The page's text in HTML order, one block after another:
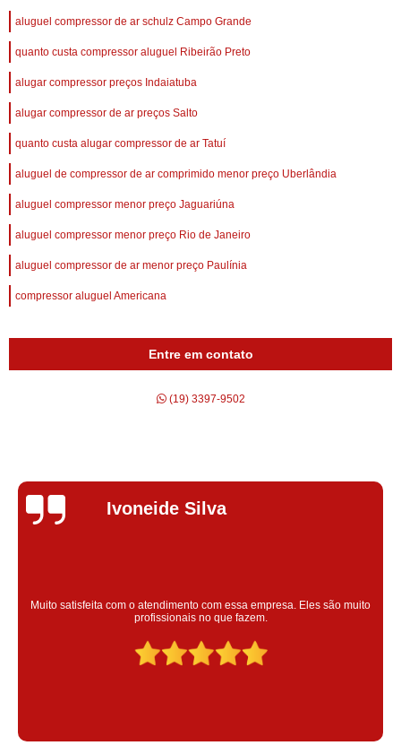
aluguel compressor de ar schulz Campo Grande
quanto custa compressor aluguel Ribeirão Preto
alugar compressor preços Indaiatuba
alugar compressor de ar preços Salto
quanto custa alugar compressor de ar Tatuí
aluguel de compressor de ar comprimido menor preço Uberlândia
aluguel compressor menor preço Jaguariúna
aluguel compressor menor preço Rio de Janeiro
aluguel compressor de ar menor preço Paulínia
compressor aluguel Americana
Entre em contato
(19) 3397-9502
Silvana Alves
Super satisfeita com o serviço prestado, atendimento muito bom!
colaoradores educado e transparente, destaque para o colaborador
Claudinei excelente profissional!